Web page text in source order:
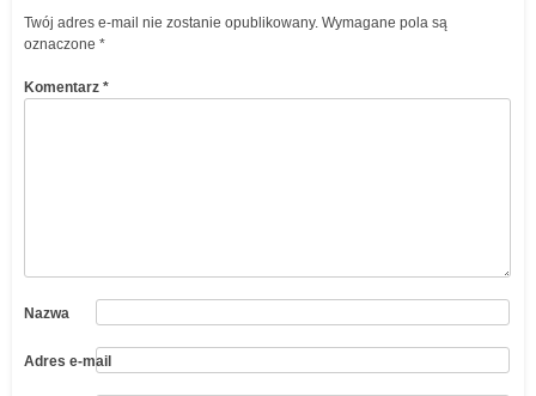
Twój adres e-mail nie zostanie opublikowany. Wymagane pola są
oznaczone *
Komentarz *
Nazwa
Adres e-mail